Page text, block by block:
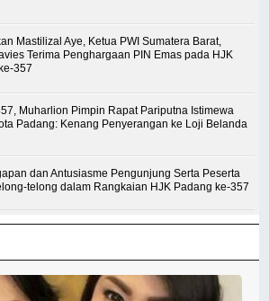
Mastilizal Aye, Ketua PWI Sumatera Barat,
Terima Penghargaan PIN Emas pada HJK
357
Muharlion Pimpin Rapat Pariputna Istimewa
Padang: Kenang Penyerangan ke Loji Belanda
dan Antusiasme Pengunjung Serta Peserta
telong dalam Rangkaian HJK Padang ke-357